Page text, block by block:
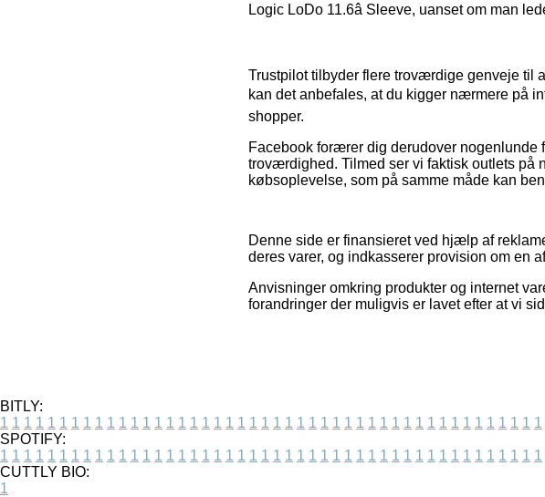
Logic LoDo 11.6â Sleeve, uanset om man
Trustpilot tilbyder flere troværdige genveje til
kan det anbefales, at du kigger nærmere på
shopper.
Facebook forærer dig derudover
troværdighed. Tilmed ser vi faktisk outlets på
købsoplevelse, som på samme måde kan
Denne side er finansieret ved hjælp af
deres varer, og indkasserer provision om en
Anvisninger omkring produkter og internet
forandringer der muligvis er lavet efter at vi
BITLY:
1 1 1 1 1 1 1 1 1 1 1 1 1 1 1 1 1 1 1 1 1 1 1 1 1 1 1 1 1 1 1 1 1 1 1 1 1 1 1 1 1 1 1 1 1 1
SPOTIFY:
1 1 1 1 1 1 1 1 1 1 1 1 1 1 1 1 1 1 1 1 1 1 1 1 1 1 1 1 1 1 1 1 1 1 1 1 1 1 1 1 1 1 1 1 1 1
CUTTLY BIO:
1